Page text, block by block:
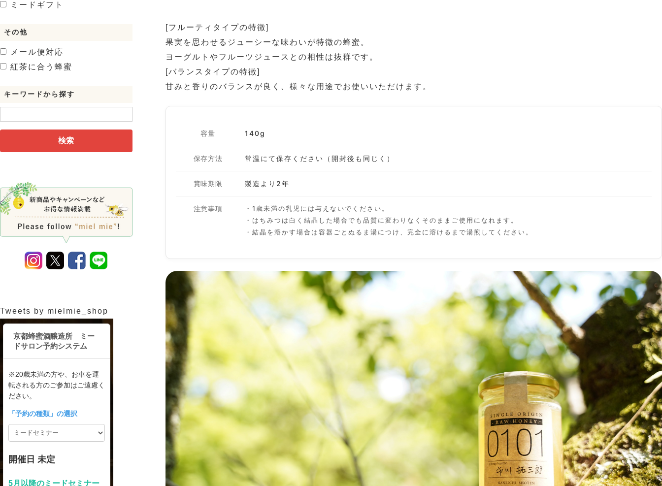
[フルーティタイプの特徴]
果実を思わせるジューシーな味わいが特徴の蜂蜜。
ヨーグルトやフルーツジュースとの相性は抜群です。
[バランスタイプの特徴]
甘みと香りのバランスが良く、様々な用途でお使いいただけます。
容量 140g
保存方法 常温にて保存ください（開封後も同じく）
賞味期限 製造より2年
注意事項
・1歳未満の乳児には与えないでください。
・はちみつは白く結晶した場合でも品質に変わりなくそのままご使用になれます。
・結晶を溶かす場合は容器ごとぬるま湯につけ、完全に溶けるまで湯煎してください。
ミードギフト
その他
メール便対応
紅茶に合う蜂蜜
キーワードから探す
検索
Tweets by mielmie_shop